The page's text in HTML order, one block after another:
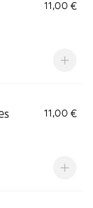
11,00 €
11,00 €